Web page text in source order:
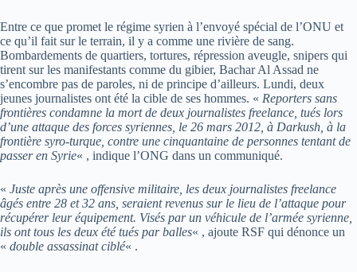
Entre ce que promet le régime syrien à l’envoyé spécial de l’ONU et
ce qu’il fait sur le terrain, il y a comme une rivière de sang.
Bombardements de quartiers, tortures, répression aveugle, snipers qui
tirent sur les manifestants comme du gibier, Bachar Al Assad ne
s’encombre pas de paroles, ni de principe d’ailleurs. Lundi, deux
jeunes journalistes ont été la cible de ses hommes. « Reporters sans
frontières condamne la mort de deux journalistes freelance, tués lors
d’une attaque des forces syriennes, le 26 mars 2012, à Darkush, à la
frontière syro-turque, contre une cinquantaine de personnes tentant de
passer en Syrie« , indique l’ONG dans un communiqué.
« Juste après une offensive militaire, les deux journalistes freelance
âgés entre 28 et 32 ans, seraient revenus sur le lieu de l’attaque pour
récupérer leur équipement. Visés par un véhicule de l’armée syrienne,
ils ont tous les deux été tués par balles« , ajoute RSF qui dénonce un
« double assassinat ciblé« .